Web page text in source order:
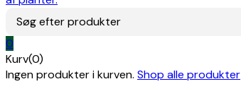
Søg efter produkter
0
Kurv(0)
Ingen produkter i kurven. Shop alle produkter